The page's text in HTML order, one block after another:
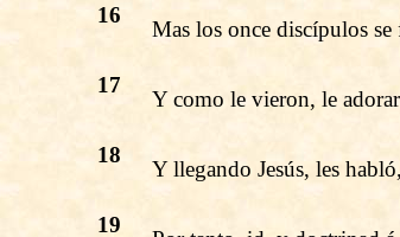
16
Mas los once discípulos
17
Y como le vieron, le
18
Y llegando Jesús, les
19